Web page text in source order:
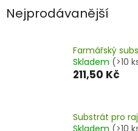
Nejprodávanější
Farmářský
Skladem (>10
211,50 Kč
Substrát pro
Skladem (>10